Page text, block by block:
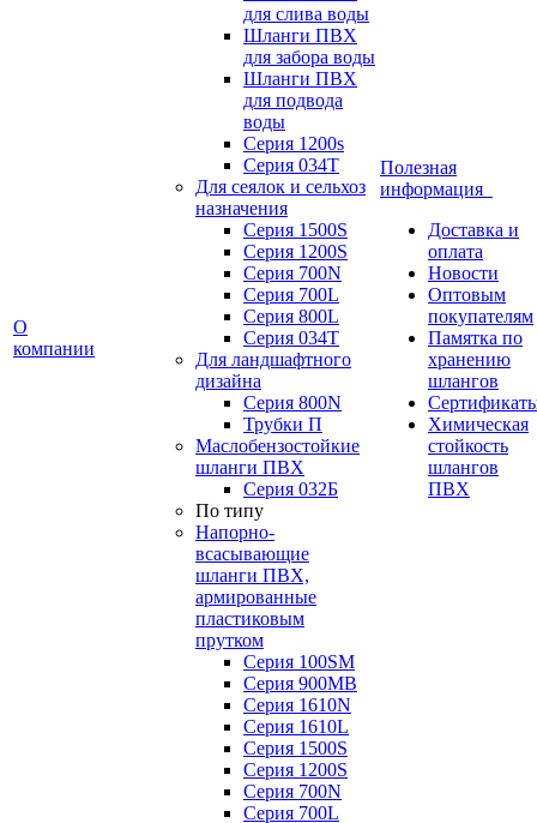
О
компании
для слива воды
Шланги ПВХ
для забора воды
Шланги ПВХ
для подвода
воды
Серия 1200s
Серия 034Т
Для сеялок и сельхоз
назначения
Серия 1500S
Серия 1200S
Серия 700N
Серия 700L
Серия 800L
Серия 034T
Для ландшафтного
дизайна
Серия 800N
Трубки П
Маслобензостойкие
шланги ПВХ
Серия 032Б
По типу
Напорно-
всасывающие
шланги ПВХ,
армированные
пластиковым
прутком
Серия 100SM
Серия 900MB
Серия 1610N
Серия 1610L
Серия 1500S
Серия 1200S
Серия 700N
Серия 700L
Полезная
информация
Доставка и
оплата
Новости
Оптовым
покупателям
Памятка по
хранению
шлангов
Химическая
стойкость
шлангов
ПВХ